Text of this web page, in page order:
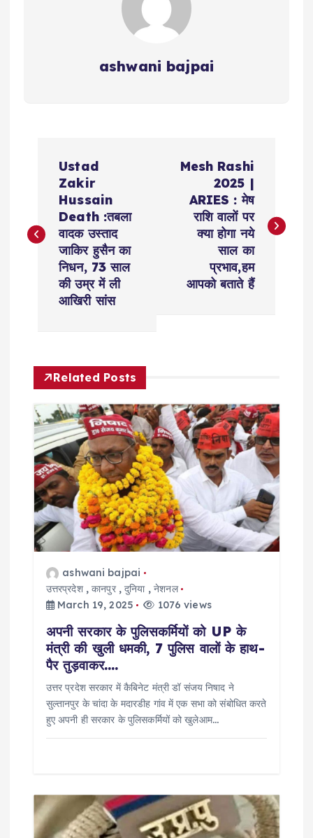
ashwani bajpai
s
v
g
a
t
Ustad
Zakir
Hussain
Death :तबला
वादक उस्ताद
जाकिर हुसैन का
निधन, 73 साल
की उम्र में ली
आखिरी सांस
Mesh Rashi
2025 |
ARIES : मेष
राशि वालों पर
क्या होगा नये
साल का
प्रभाव,हम
आपको बताते हैं
Related Posts
ashwani bajpai
उत्तरप्रदेश,कानपुर,दुनिया,नेशनल
March 19, 2025
1076 views
अपनी सरकार के पुलिसकर्मियों को UP के
मंत्री की खुली धमकी, 7 पुलिस वालों के हाथ-
पैर तुड़वाकर….
उत्तर प्रदेश सरकार में कैबिनेट मंत्री डॉ संजय निषाद ने
सुल्तानपुर के चांदा के मदारडीह गांव में एक सभा को संबोधित करते
हुए अपनी ही सरकार के पुलिसकर्मियों को खुलेआम…